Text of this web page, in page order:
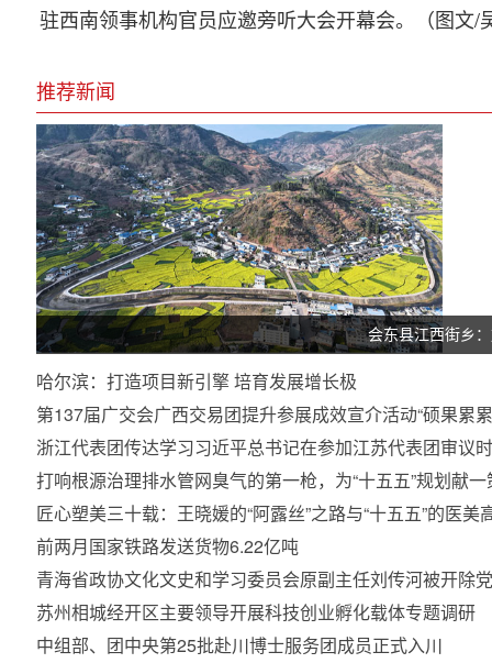
驻西南领事机构官员应邀旁听大会开幕会。（图文/
推荐新闻
会东县江西街乡
哈尔滨：打造项目新引擎 培育发展增长极
第137届广交会广西交易团提升参展成效宣介活动“硕果累
浙江代表团传达学习习近平总书记在参加江苏代表团审议
打响根源治理排水管网臭气的第一枪，为“十五五”规划献一
匠心塑美三十载：王晓媛的“阿露丝”之路与“十五五”的
之路
前两月国家铁路发送货物6.22亿吨
青海省政协文化文史和学习委员会原副主任刘传河被开除
苏州相城经开区主要领导开展科技创业孵化载体专题调研
中组部、团中央第25批赴川博士服务团成员正式入川